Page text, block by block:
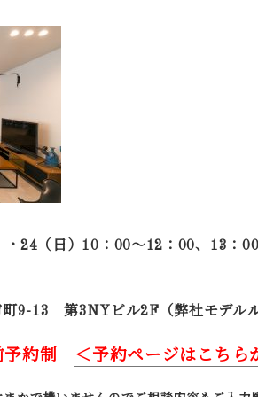
・24（日）10：00～12：00、13：
13 第3NYビル2F（弊社モデルル
約制 ＜予約ページはこちら